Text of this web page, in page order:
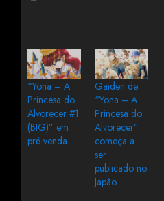
“Yona – A
Princesa do
Alvorecer #1
(BIG)” em
pré-venda
Gaiden de
“Yona – A
Princesa do
Alvorecer”
começa a
ser
publicado no
Japão